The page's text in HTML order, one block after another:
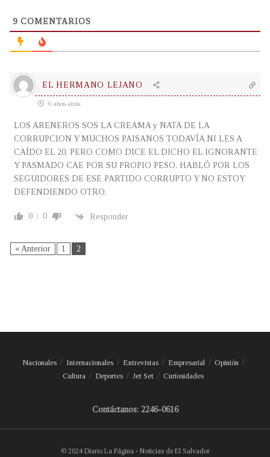
9 COMENTARIOS
EL HERMANO LEJANO
6 años atrás
LOS ARENEROS SOS LA CREAMA y NATA DE LA
CORRUPCION Y MUCHOS PAISANOS TODAVÍA NI LES A
CAÍDO EL 20, PERO COMO DICE EL DICHO EL IGNORANTE
Y PASMADO CAE POR SU PROPIO PESO, HABLÓ POR LOS
SEGUIDORES DE ESE PARTIDO CORRUPTO Y NO ESTOY
DEFENDIENDO OTRO.
0 0 Responder
« Anterior 1 2
Nacionales Internacionales Entrevistas Empresarial
Opinión
Cultura
Deportes Jet Set Curiosidades
Contáctanos: 2246-0616
© 2024 Diario La Página - Noticias de El Salvador